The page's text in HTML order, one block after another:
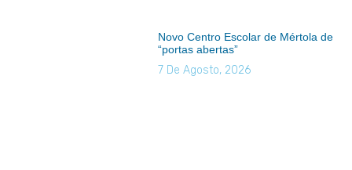
Novo Centro Escolar de Mértola de
“portas abertas”
7 De Agosto, 2026